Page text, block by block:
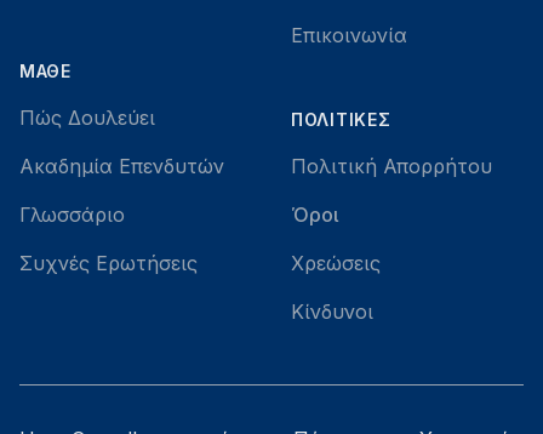
ΜΆΘΕ
Πώς Δουλεύει
Ακαδημία Επενδυτών
Γλωσσάριο
Συχνές Ερωτήσεις
Επικοινωνία
ΠΟΛΙΤΙΚΈΣ
Πολιτική Απορρήτου
Όροι
Χρεώσεις
Κίνδυνοι